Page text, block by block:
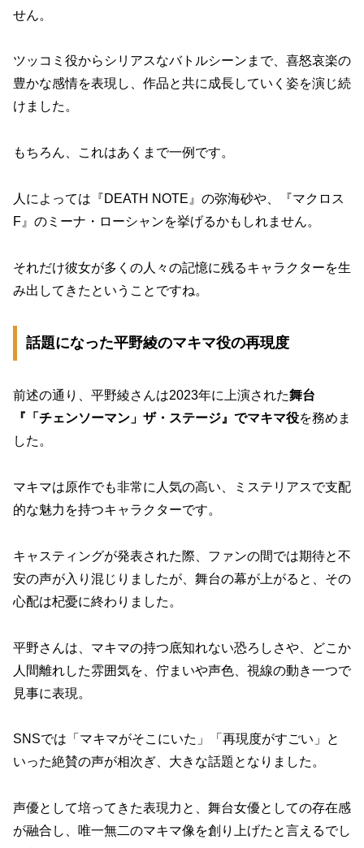
せん。
ツッコミ役からシリアスなバトルシーンまで、喜怒哀楽の
豊かな感情を表現し、作品と共に成長していく姿を演じ続
けました。
もちろん、これはあくまで一例です。
人によっては『DEATH NOTE』の弥海砂や、『マクロス
F』のミーナ・ローシャンを挙げるかもしれません。
それだけ彼女が多くの人々の記憶に残るキャラクターを生
み出してきたということですね。
話題になった平野綾のマキマ役の再現度
前述の通り、平野綾さんは2023年に上演された舞台
『「チェンソーマン」ザ・ステージ』でマキマ役を務めま
した。
マキマは原作でも非常に人気の高い、ミステリアスで支配
的な魅力を持つキャラクターです。
キャスティングが発表された際、ファンの間では期待と不
安の声が入り混じりましたが、 舞台の幕が上がると、その
心配は杞憂に終わりました。
平野さんは、マキマの持つ底知れない恐ろしさや、どこか
人間離れした雰囲気を、佇まいや声色、視線の動き一つで
見事に表現。
SNSでは「マキマがそこにいた」「再現度がすごい」と
いった絶賛の声が相次ぎ、大きな話題となりました。
声優として培ってきた表現力と、舞台女優としての存在感
が融合し、唯一無二のマキマ像を創り上げたと言えるでし